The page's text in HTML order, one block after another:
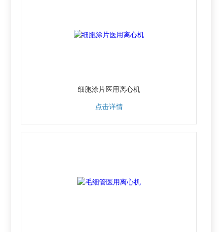
细胞涂片医用离心机
点击详情